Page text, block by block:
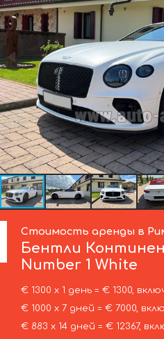
Стоимость аренды в
Бентли
Number 1 White
€ 1300 х 1 день = € 1300,
€ 1000 х 7 дней = € 7000,
€ 883 х 14 дней = € 12367,